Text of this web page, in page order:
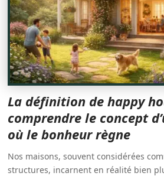
La définition de happy
comprendre le concept
où le bonheur règne
Nos maisons, souvent considérées
structures, incarnent en réalité bien